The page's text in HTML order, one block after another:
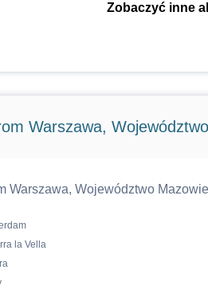
Zobaczyć inne
Warszawa,
Warszawa, Województwo
la Vella